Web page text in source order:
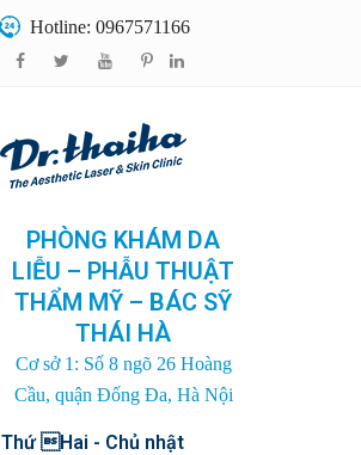
Hotline: 0967571166
PHÒNG KHÁM DA
LIỄU – PHẪU THUẬT
THẨM MỸ – BÁC SỸ
THÁI HÀ
Cơ sở 1: Số 8 ngõ 26 Hoàng
Cầu, quận Đống Đa, Hà Nội
Thứ Hai - Chủ nhật